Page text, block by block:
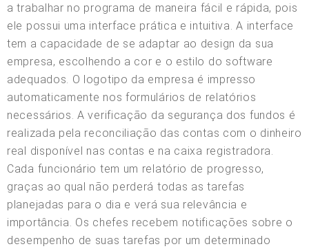
a trabalhar no programa de maneira fácil e rápida, pois
ele possui uma interface prática e intuitiva. A interface
tem a capacidade de se adaptar ao design da sua
empresa, escolhendo a cor e o estilo do software
adequados. O logotipo da empresa é impresso
automaticamente nos formulários de relatórios
necessários. A verificação da segurança dos fundos é
realizada pela reconciliação das contas com o dinheiro
real disponível nas contas e na caixa registradora.
Cada funcionário tem um relatório de progresso,
graças ao qual não perderá todas as tarefas
planejadas para o dia e verá sua relevância e
importância. Os chefes recebem notificações sobre o
desempenho de suas tarefas por um determinado